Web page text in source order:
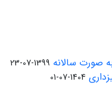
صورت سالانه 1399-07-23
1404-07-01